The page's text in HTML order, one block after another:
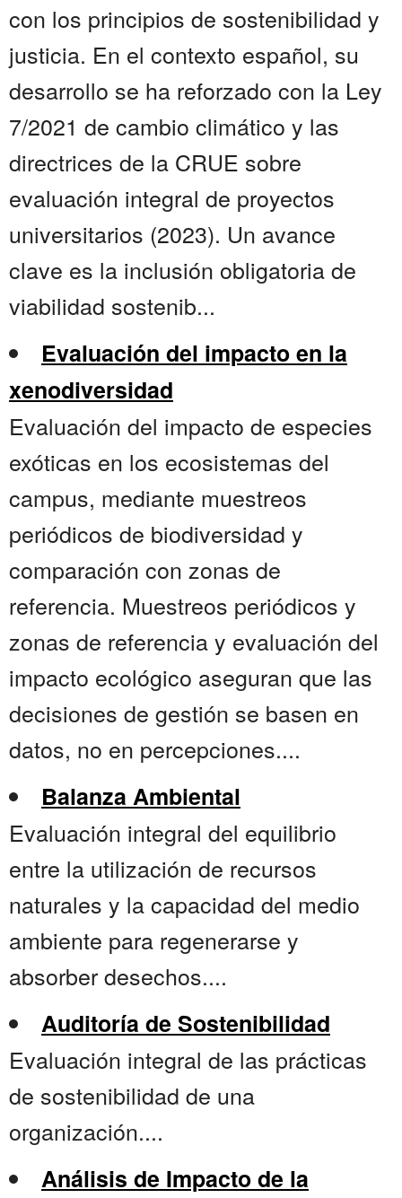
con los principios de sostenibilidad y
justicia. En el contexto español, su
desarrollo se ha reforzado con la Ley
7/2021 de cambio climático y las
directrices de la CRUE sobre
evaluación integral de proyectos
universitarios (2023). Un avance
clave es la inclusión obligatoria de
viabilidad sostenib...
Evaluación del impacto en la
xenodiversidad
Evaluación del impacto de especies
exóticas en los ecosistemas del
campus, mediante muestreos
periódicos de biodiversidad y
comparación con zonas de
referencia. Muestreos periódicos y
zonas de referencia y evaluación del
impacto ecológico aseguran que las
decisiones de gestión se basen en
datos, no en percepciones....
Balanza Ambiental
Evaluación integral del equilibrio
entre la utilización de recursos
naturales y la capacidad del medio
ambiente para regenerarse y
absorber desechos....
Auditoría de Sostenibilidad
Evaluación integral de las prácticas
de sostenibilidad de una
organización....
Análisis de Impacto de la